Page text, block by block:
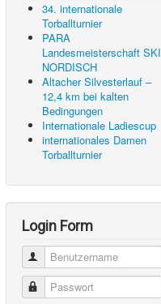
34. internationale
Torballturnier
PARA
Landesmeisterschaft SKI
NORDISCH
Altacher Silvesterlauf –
12,4 km bei kalten
Bedingungen
Internationale Ladiescup
internationales Damen
Torballturnier
Login Form
Benutzername
Passwort